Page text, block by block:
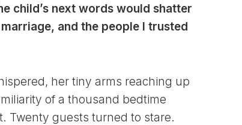
child’s next words would shatter
and the people I trusted
her tiny arms reaching up
of a thousand bedtime
Twenty guests turned to stare.